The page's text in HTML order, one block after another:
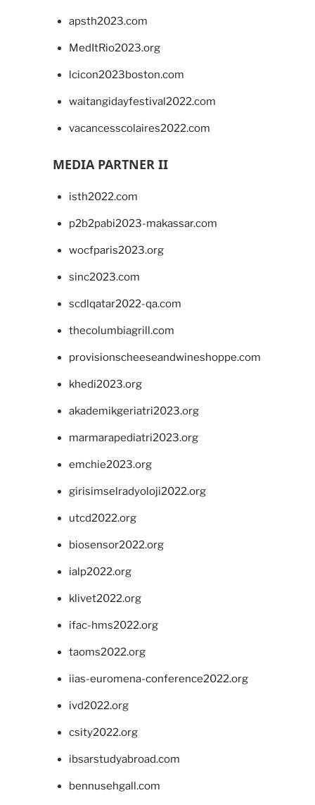
apsth2023.com
MedItRio2023.org
lcicon2023boston.com
waitangidayfestival2022.com
vacancesscolaires2022.com
MEDIA PARTNER II
isth2022.com
p2b2pabi2023-makassar.com
wocfparis2023.org
sinc2023.com
scdlqatar2022-qa.com
thecolumbiagrill.com
provisionscheeseandwineshoppe.com
khedi2023.org
akademikgeriatri2023.org
marmarapediatri2023.org
emchie2023.org
girisimselradyoloji2022.org
utcd2022.org
biosensor2022.org
ialp2022.org
klivet2022.org
ifac-hms2022.org
taoms2022.org
iias-euromena-conference2022.org
ivd2022.org
csity2022.org
ibsarstudyabroad.com
bennusehgall.com